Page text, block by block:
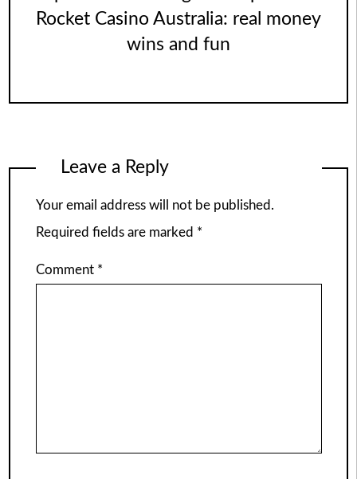
Rocket Casino Australia: real money
wins and fun
Leave a Reply
Your email address will not be published.
Required fields are marked *
Comment *